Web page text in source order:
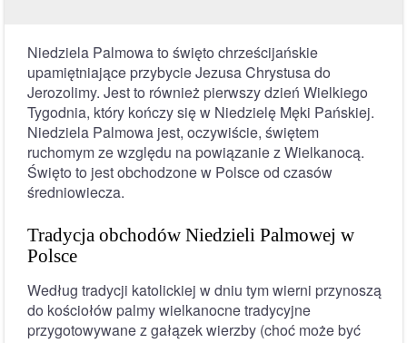
Niedziela Palmowa to święto chrześcijańskie
upamiętniające przybycie Jezusa Chrystusa do
Jerozolimy. Jest to również pierwszy dzień Wielkiego
Tygodnia, który kończy się w Niedzielę Męki Pańskiej.
Niedziela Palmowa jest, oczywiście, świętem
ruchomym ze względu na powiązanie z Wielkanocą.
Święto to jest obchodzone w Polsce od czasów
średniowiecza.
Tradycja obchodów Niedzieli Palmowej w
Polsce
Według tradycji katolickiej w dniu tym wierni przynoszą
do kościołów palmy wielkanocne tradycyjne
przygotowywane z gałązek wierzby (choć może być